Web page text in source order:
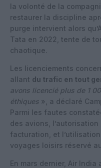
la volonté de la
restaurer la discipline
purge intervient alors
Tata en 2022, tente de
chaotique.
Les licenciements
allant du trafic en tout
avons licencié plus de 1
éthiques », a déclaré
Parmi les fautes
des avions,
facturation, et
voyages loisirs réservé
En mars dernier, Air